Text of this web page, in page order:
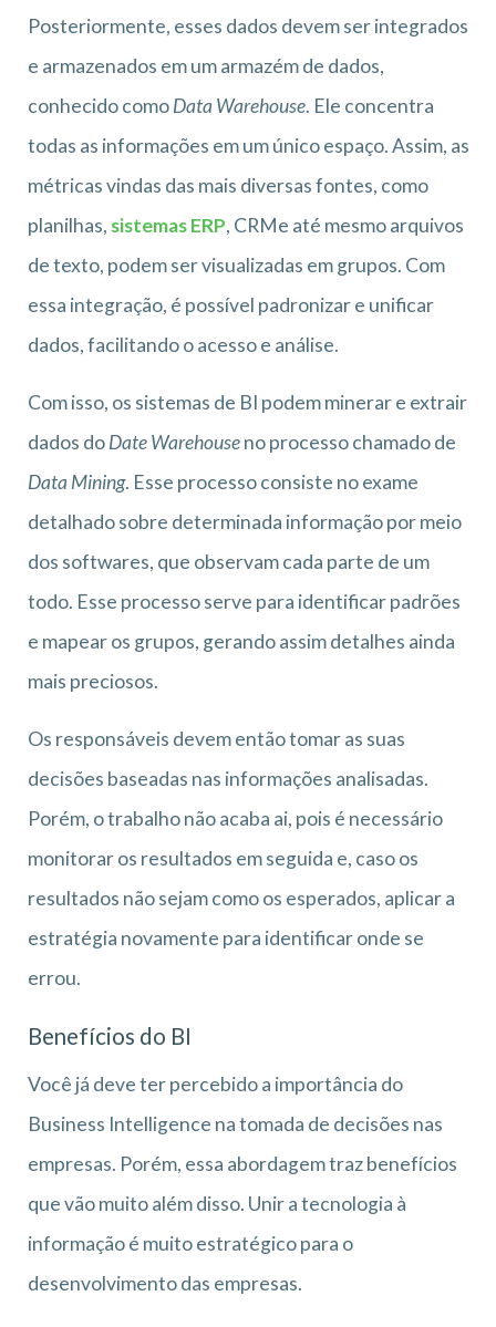
Posteriormente, esses dados devem ser integrados
e armazenados em um armazém de dados,
conhecido comoData Warehouse. Ele concentra
todas as informações em um único espaço. Assim, as
métricas vindas das mais diversas fontes, como
planilhas, sistemas ERP, CRMe até mesmo arquivos
de texto, podem ser visualizadas em grupos. Com
essa integração, é possível padronizar e unificar
dados, facilitando o acesso e análise.
Com isso, os sistemas de BI podem minerar e extrair
dados doDate Warehouseno processo chamado de
Data Mining. Esse processo consiste no exame
detalhado sobre determinada informação por meio
dos softwares, que observam cada parte de um
todo. Esse processo serve para identificar padrões
e mapear os grupos, gerando assim detalhes ainda
mais preciosos.
Os responsáveis devem então tomar as suas
decisões baseadas nas informações analisadas.
Porém, o trabalho não acaba ai, pois é necessário
monitorar os resultados em seguida e, caso os
resultados não sejam como os esperados, aplicar a
estratégia novamente para identificar onde se
errou.
Benefícios do BI
Você já deve ter percebido a importância do
Business Intelligence na tomada de decisões nas
empresas. Porém, essa abordagem traz benefícios
que vão muito além disso. Unir a tecnologia à
informação é muito estratégico para o
desenvolvimento das empresas.